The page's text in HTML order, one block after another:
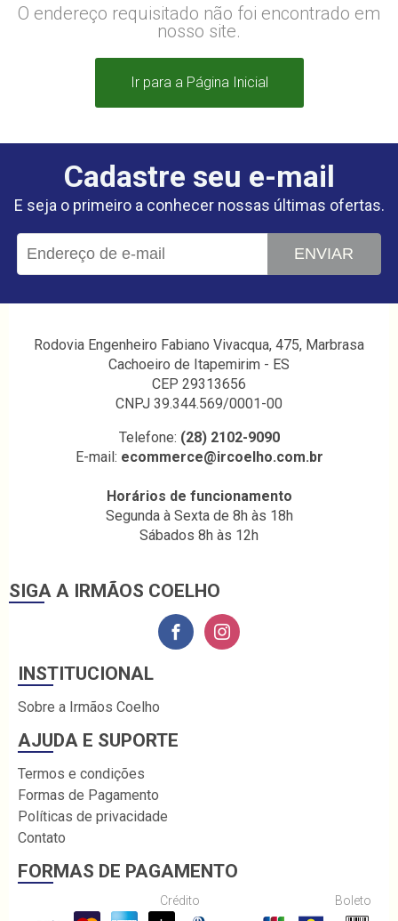
O endereço requisitado não foi encontrado em
nosso site.
Ir para a Página Inicial
Cadastre seu e-mail
E seja o primeiro a conhecer nossas últimas ofertas.
ENVIAR
Rodovia Engenheiro Fabiano Vivacqua, 475, Marbrasa
Cachoeiro de Itapemirim - ES
CEP 29313656
CNPJ 39.344.569/0001-00
Telefone: (28) 2102-9090
E-mail: ecommerce@ircoelho.com.br
Horários de funcionamento
Segunda à Sexta de 8h às 18h
Sábados 8h às 12h
SIGA A IRMÃOS COELHO
INSTITUCIONAL
Sobre a Irmãos Coelho
AJUDA E SUPORTE
Termos e condições
Formas de Pagamento
Políticas de privacidade
Contato
FORMAS DE PAGAMENTO
Crédito Boleto